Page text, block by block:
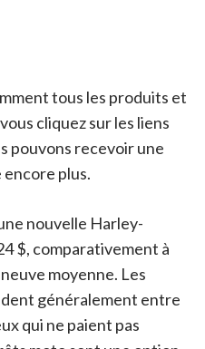
tous les produits et
cliquez sur les liens
pouvons recevoir une
plus.
nouvelle Harley-
$, comparativement à
moyenne. Les
généralement entre
qui ne paient pas